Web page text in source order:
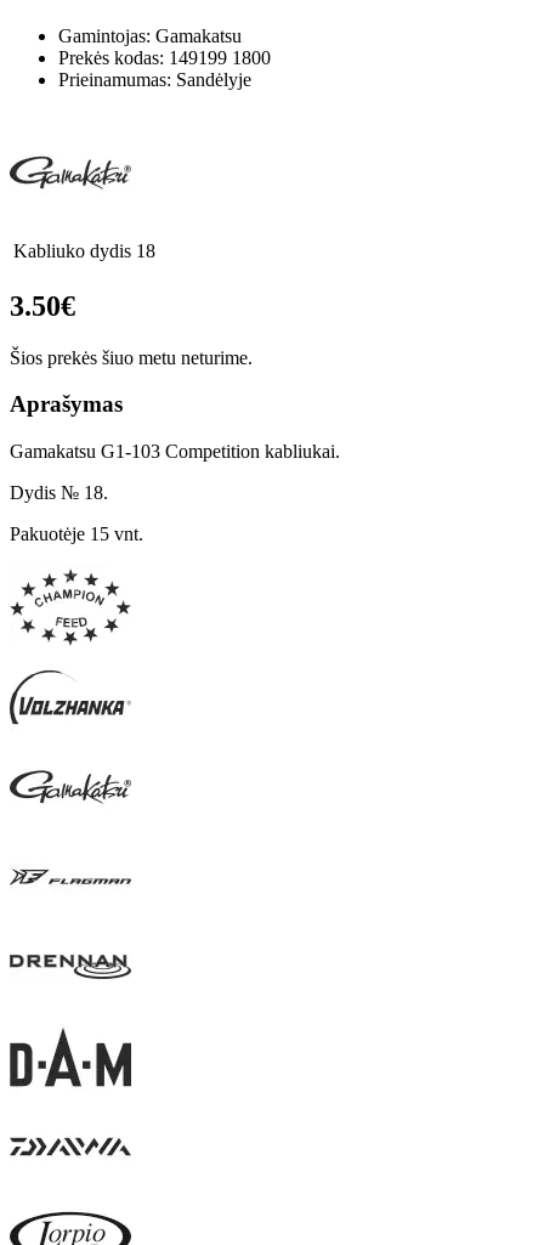
Gamintojas: Gamakatsu
Prekės kodas: 149199 1800
Prieinamumas: Sandėlyje
Kabliuko dydis 18
3.50€
Šios prekės šiuo metu neturime.
Aprašymas
Gamakatsu G1-103 Competition kabliukai.
Dydis № 18.
Pakuotėje 15 vnt.